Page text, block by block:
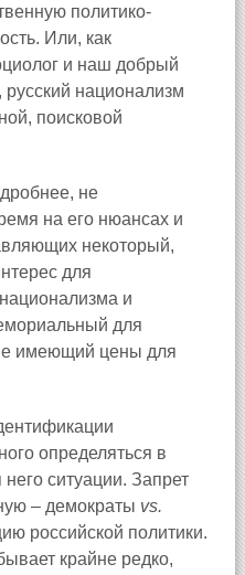
политико-
Или, как
и наш добрый
национализм
поисковой
не
на его нюансах и
некоторый,
для
и
для
имеющий цены для
определяться в
ситуации. Запрет
– демократы vs.
российской политики.
крайне редко,